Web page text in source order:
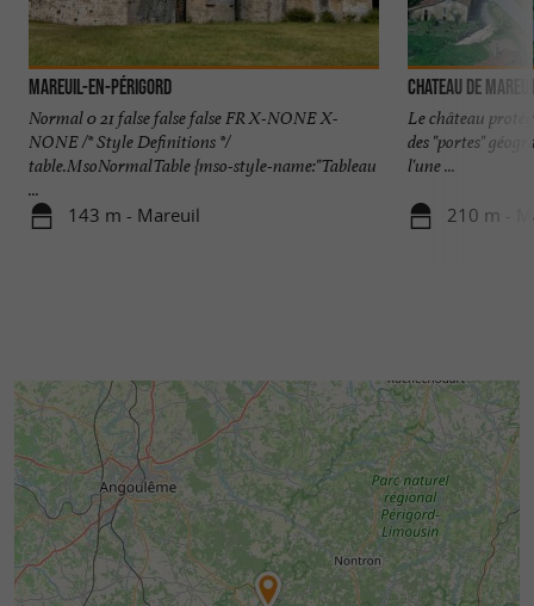
Mareuil-en-Périgord
Normal 0 21 false false false FR X-NONE X-
NONE /* Style Definitions */
table.MsoNormalTable {mso-style-name:"Tableau
...
143 m - Mareuil
CHATEAU DE
Le château
des "portes"
l'une ...
210 m -